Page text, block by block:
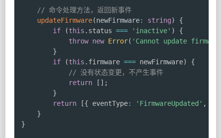
// 命令处理方法，返回新事件
updateFirmware(newFirmware: string)
{
if
(this . status === 'inactive' )
{
throw new Error( 'Cannot update
}
if
(this . firmware === newFirmware)
{
// 没有状态变更，不产生事件
return
[ ] ;
}
return
[{ eventType: 'FirmwareUpdated' ,
}
}